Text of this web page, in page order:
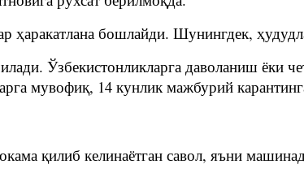
бошлайди. Шунингдек,
Ўзбекистонликларга даволаниш ёки
мувофиқ, 14 кунлик мажбурий
қилиб келинаётган савол, яъни